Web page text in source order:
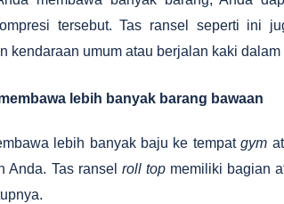
tersebut. Tas ransel seperti ini
kendaraan umum atau berjalan kaki dalam
lebih banyak barang bawaan
lebih banyak baju ke tempatgym
Anda. Tas ransel roll topmemiliki bagian